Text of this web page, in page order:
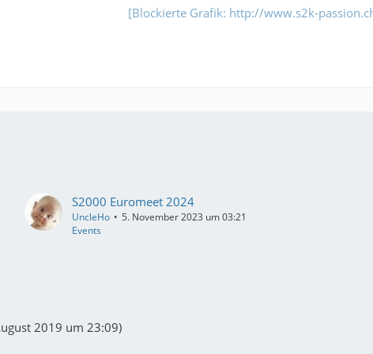
[Blockierte Grafik: http://www.s2k-
S2000 Euromeet 2024
UncleHo
5. November 2023 um 03:21
Events
2019 um 23:09)